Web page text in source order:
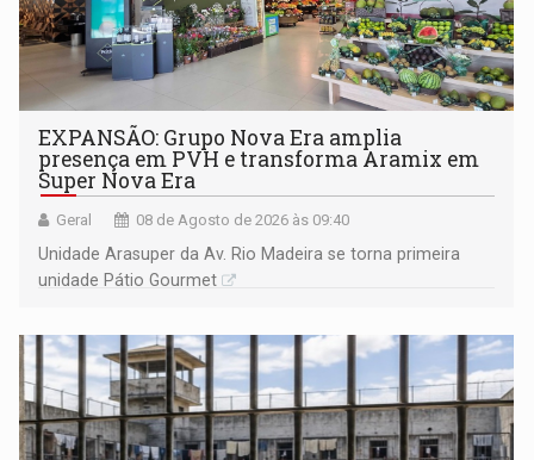
EXPANSÃO: Grupo Nova Era amplia
presença em PVH e transforma Aramix em
Super Nova Era
Geral 08 de Agosto de 2026 às 09:40
Unidade Arasuper da Av. Rio Madeira se torna primeira
unidade Pátio Gourmet